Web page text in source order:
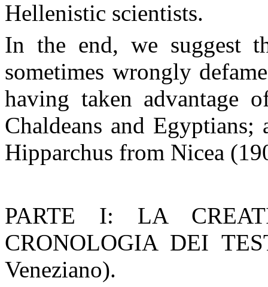
Hellenistic scientists.
In the end, we suggest
sometimes wrongly
having taken advantage
Chaldeans and Egyptians;
Hipparchus from Nicea
PARTE I: LA
CRONOLOGIA DEI
Veneziano).